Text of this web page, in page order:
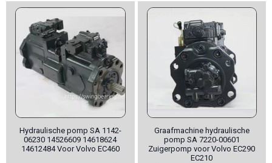
Hydraulische pomp SA 1142-
06230 14526609 14618624
14612484 Voor Volvo EC460
Graafmachine hydraulische
pomp SA 7220-00601
Zuigerpomp voor Volvo EC290
EC210